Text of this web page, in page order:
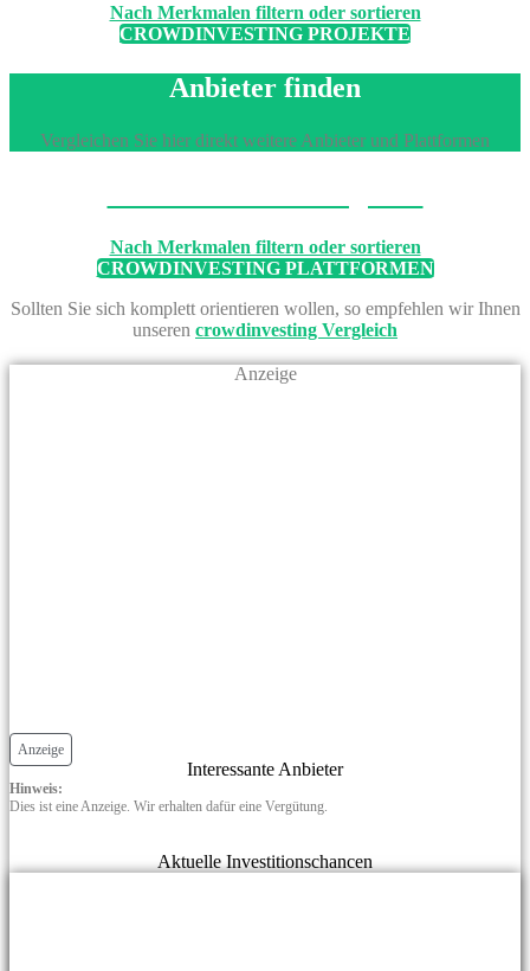
Nach Merkmalen filtern oder sortieren
CROWDINVESTING PROJEKTE
Anbieter finden
Vergleichen Sie hier direkt weitere Anbieter und Plattformen
Nach Merkmalen filtern oder sortieren
CROWDINVESTING PLATTFORMEN
Sollten Sie sich komplett orientieren wollen, so empfehlen wir Ihnen
unseren crowdinvesting Vergleich
Anzeige
Anzeige
Interessante Anbieter
Hinweis:
Dies ist eine Anzeige. Wir erhalten dafür eine Vergütung.
Aktuelle Investitionschancen